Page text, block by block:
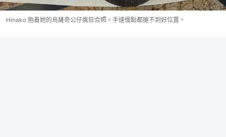
Hinako 抱着她的烏薩奇公仔瘋狂合照。手速慢點都搶不到好位置。